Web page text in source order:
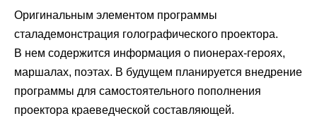
Оригинальным элементом программы
сталадемонстрация голографического проектора.
В нем содержится информация о пионерах-героях,
маршалах, поэтах. В будущем планируется внедрение
программы для самостоятельного пополнения
проектора краеведческой составляющей.